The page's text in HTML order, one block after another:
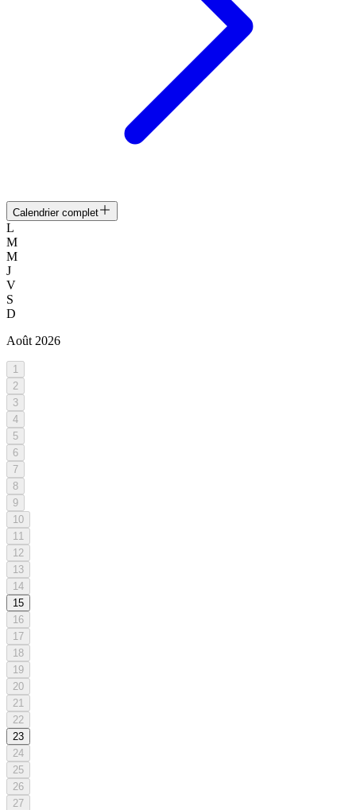
Calendrier complet
L
M
M
J
V
S
D
Août 2026
1
2
3
4
5
6
7
8
9
10
11
12
13
14
15
16
17
18
19
20
21
22
23
24
25
26
27